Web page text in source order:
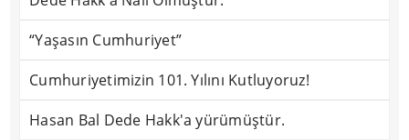
“Yaşasın Cumhuriyet”
Cumhuriyetimizin 101. Yılını Kutluyoruz!
Hasan Bal Dede Hakk'a yürümüştür.